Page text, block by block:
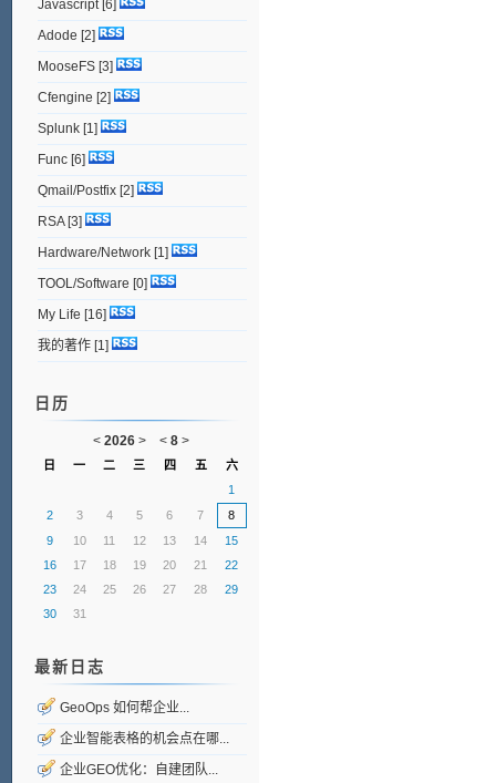
Javascript[6]
Adode [2]
MooseFS[3]
Cfengine [2]
Splunk[1]
Func[6]
Qmail/Postfix[2]
RSA[3]
Hardware/Network[1]
TOOL/Software [0]
My Life [16]
我的著作[1]
日历
< 2026 > < 8 >
日 一 二 三 四 五
六
1
2
3 4 5 6 7
8
9
10 11 12 13 14
15
16
17 18 19 20 21
22
23
24 25 26 27 28
29
30
31
最新日志
GeoOps 如何帮企业...
企业智能表格的机会点在哪...
企业GEO优化：自建团队...